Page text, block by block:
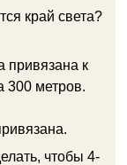
край света?
привязана к
300 метров.
чтобы 4-